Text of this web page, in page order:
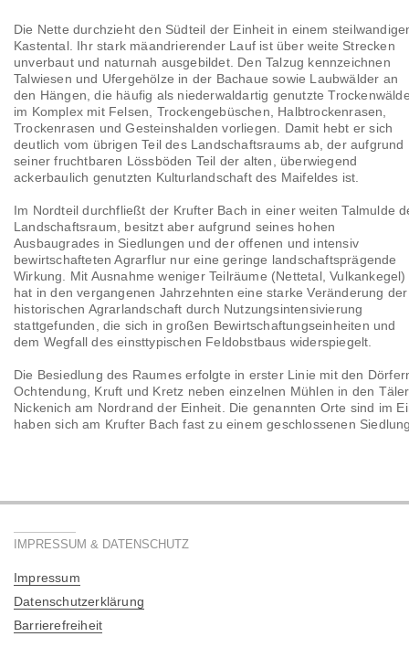
Die Nette durchzieht den Südteil der Einheit in einem
Kastental. Ihr stark mäandrierender Lauf ist über weite Strecken
unverbaut und naturnah ausgebildet. Den Talzug kennzeichnen
Talwiesen und Ufergehölze in der Bachaue sowie Laubwälder an
den Hängen, die häufig als niederwaldartig genutzte
im Komplex mit Felsen, Trockengebüschen, Halbtrockenrasen,
Trockenrasen und Gesteinshalden vorliegen. Damit hebt er sich
deutlich vom übrigen Teil des Landschaftsraums ab, der aufgrund
seiner fruchtbaren Lössböden Teil der alten, überwiegend
ackerbaulich genutzten Kulturlandschaft des Maifeldes ist.
Im Nordteil durchfließt der Krufter Bach in einer weiten Talmulde
Landschaftsraum, besitzt aber aufgrund seines hohen
Ausbaugrades in Siedlungen und der offenen und intensiv
bewirtschafteten Agrarflur nur eine geringe landschaftsprägende
Wirkung. Mit Ausnahme weniger Teilräume (Nettetal, Vulkankegel)
hat in den vergangenen Jahrzehnten eine starke Veränderung der
historischen Agrarlandschaft durch Nutzungsintensivierung
stattgefunden, die sich in großen Bewirtschaftungseinheiten und
dem Wegfall des einsttypischen Feldobstbaus widerspiegelt.
Die Besiedlung des Raumes erfolgte in erster Linie mit den
Ochtendung, Kruft und Kretz neben einzelnen Mühlen in den
Nickenich am Nordrand der Einheit. Die genannten Orte sind im
haben sich am Krufter Bach fast zu einem geschlossenen
IMPRESSUM & DATENSCHUTZ
Impressum
Datenschutzerklärung
Barrierefreiheit